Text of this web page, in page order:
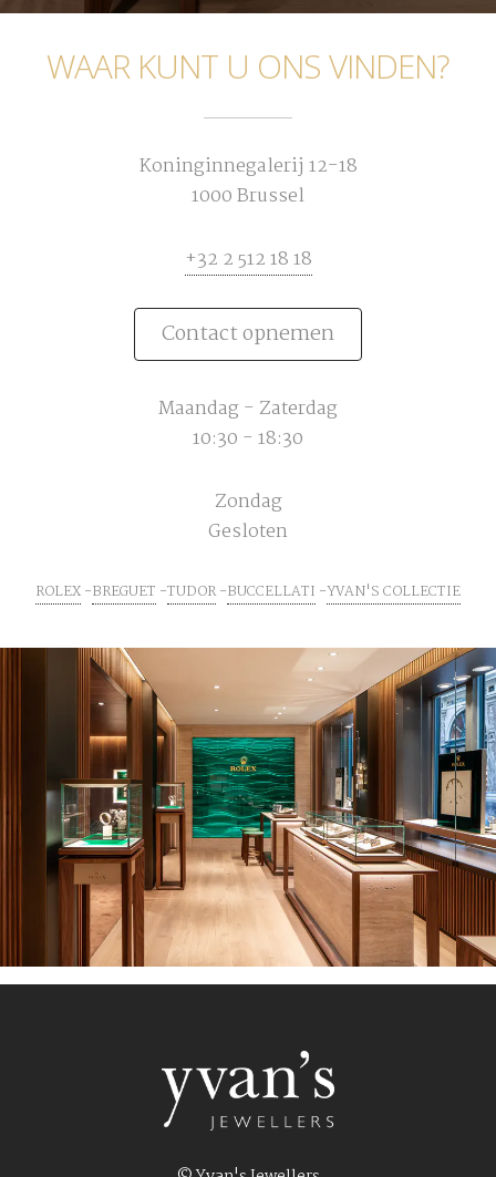
WAAR KUNT U ONS VINDEN?
Koninginnegalerij 12-18
1000 Brussel
+32 2 512 18 18
Contact opnemen
Maandag - Zaterdag
10:30 - 18:30
Zondag
Gesloten
ROLEX BREGUET TUDOR BUCCELLATI YVAN'S COLLECTIE